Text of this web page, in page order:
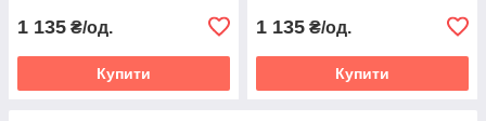
1 135 ₴/од.
Купити
1 135 ₴/од.
Купити